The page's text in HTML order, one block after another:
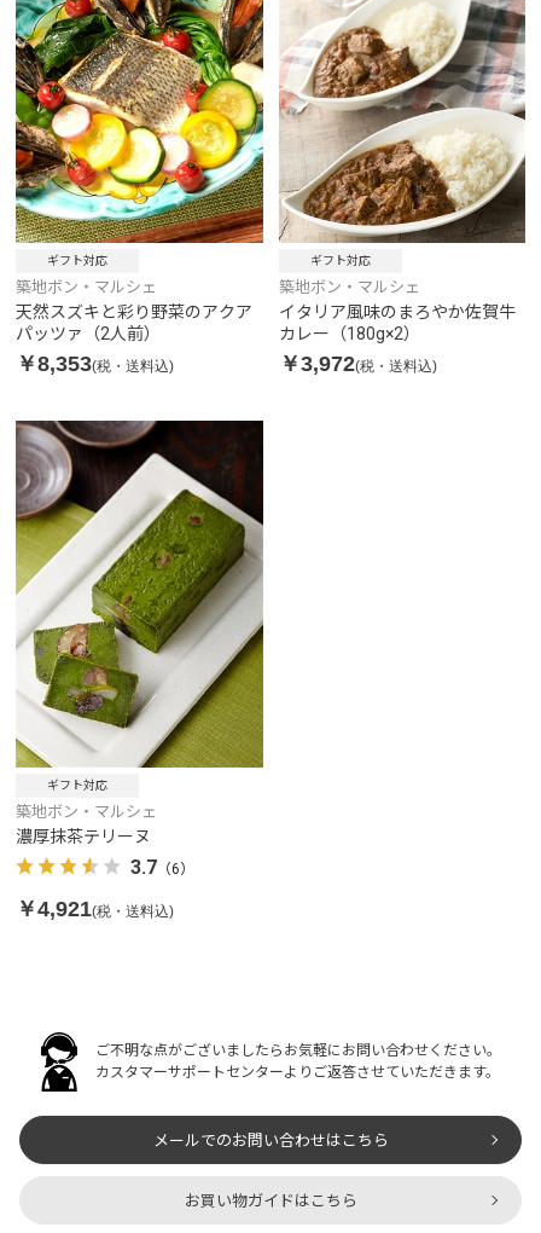
ギフト対応
築地ボン・マルシェ
天然スズキと彩り野菜のアクア
パッツァ（2人前）
￥8,353(税・送料込)
ギフト対応
築地ボン・マルシェ
イタリア風味のまろやか佐賀牛
カレー（180g×2）
￥3,972(税・送料込)
ギフト対応
築地ボン・マルシェ
濃厚抹茶テリーヌ
3.7 （6）
￥4,921(税・送料込)
ご不明な点がございましたらお気軽にお問い合わせください。
カスタマーサポートセンターよりご返答させていただきます。
メールでのお問い合わせはこちら
お買い物ガイドはこちら